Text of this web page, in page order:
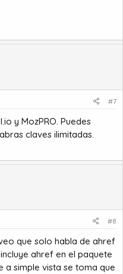
#7
y MozPRO. Puedes
claves ilimitadas.
#8
que solo habla de ahref
ahref en el paquete
simple vista se toma que